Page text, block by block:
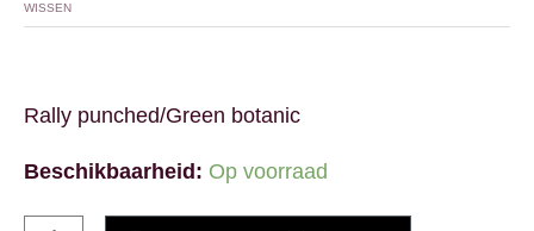
WISSEN
Rally punched/Green botanic
Beschikbaarheid: Op voorraad